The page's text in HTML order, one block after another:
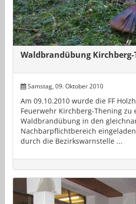
Waldbrandübung
Samstag, 09. Oktober 2010
Am 09.10.2010 wurde die FF
Feuerwehr Kirchberg-Thening zu
Waldbrandübung in den
Nachbarpflichtbereich
durch die Bezirkswarnstelle ...